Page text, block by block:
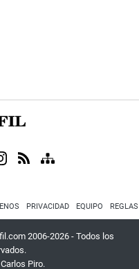
PRIVACIDAD EQUIPO
2006-2026 - Todos los
Piro.